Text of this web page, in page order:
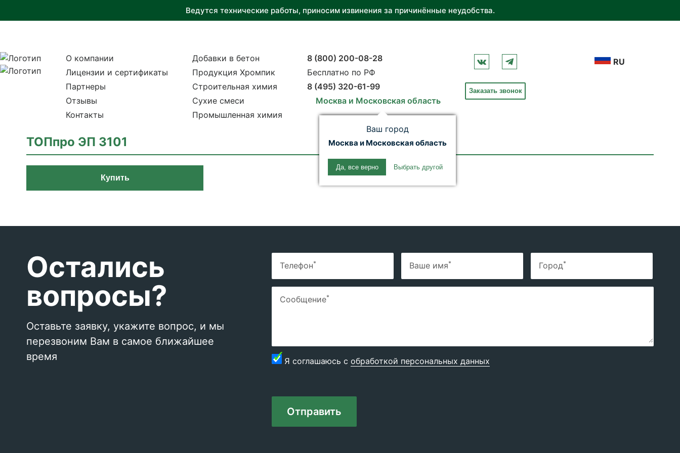
Ведутся технические работы, приносим извинения за причинённые неудобства.
О компании
Лицензии и сертификаты
Партнеры
Отзывы
Контакты
Добавки в бетон
Продукция Хромпик
Строительная химия
Сухие смеси
Промышленная химия
8 (800) 200-08-28
Бесплатно по РФ
8 (495) 320-61-99
Москва и Московская область
Ваш город
Москва и Московская область
Да, все верно Выбрать другой
Заказать звонок
RU
ТОПпро ЭП 3101
Купить
Остались
вопросы?
Оставьте заявку, укажите вопрос, и мы
перезвоним Вам в самое ближайшее
время
Телефон* Ваше имя* Город*
Сообщение*
Я соглашаюсь с обработкой персональных данных
Отправить